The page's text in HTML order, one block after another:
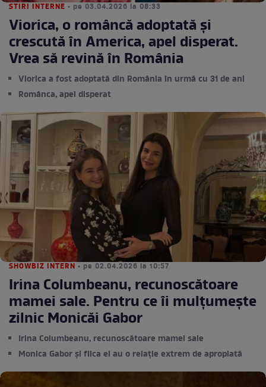
STIRI INTERNE • pe 03.04.2026 la 08:33
Viorica, o româncă adoptată și
crescută în America, apel disperat.
Vrea să revină în România
Viorica a fost adoptată din România în urmă cu 31 de ani
Românca, apel disperat
SHOWBIZ INTERN • pe 02.04.2026 la 10:57
Irina Columbeanu, recunoscătoare
mamei sale. Pentru ce îi mulțumește
zilnic Monicăi Gabor
Irina Columbeanu, recunoscătoare mamei sale
Monica Gabor și fiica ei au o relație extrem de apropiată